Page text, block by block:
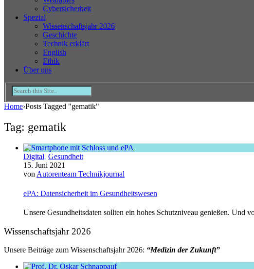
Cybersicherheit
Spezial
Wissenschaftsjahr 2026
Geschichte
Technik erklärt
English
Ethik
Über uns
Home›Posts Tagged "gematik"
Tag: gematik
Digital, Gesundheit
15. Juni 2021
von Autorenteam Technikjournal
ePA: Datensicherheit im Gesundheitswesen
Unsere Gesundheitsdaten sollten ein hohes Schutzniveau genießen. Und
Wissenschaftsjahr 2026
Unsere Beiträge zum Wissenschaftsjahr 2026: “Medizin der Zukunft”